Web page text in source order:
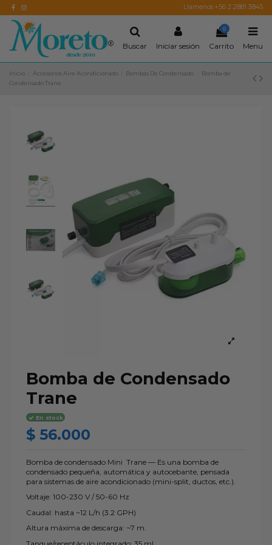
Llamenos +56 2 2881 3845
Buscar Iniciar sesión
0
Carrito Menu
Inicio Accesorios Aire Acondicionado Bombas De Condensado
Bomba de
Condensado Trane
Bomba de Condensado
Trane
En stock
$ 56.000
Bomba de condensado Mini Trane — Es una bomba de
condensado pequeña, automática y autocebante, pensada
para sistemas de aire acondicionado (mini-split, ductos, etc.).
Voltaje: 100-230 V / 50-60 Hz
Caudal: hasta ~12 L/h (3.2 GPH)
Altura máxima de descarga: ~7 m.